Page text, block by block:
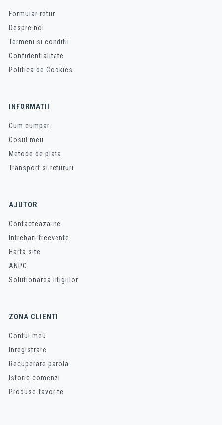
Formular retur
Despre noi
Termeni si conditii
Confidentialitate
Politica de Cookies
INFORMATII
Cum cumpar
Cosul meu
Metode de plata
Transport si retururi
AJUTOR
Contacteaza-ne
Intrebari frecvente
Harta site
ANPC
Solutionarea litigiilor
ZONA CLIENTI
Contul meu
Inregistrare
Recuperare parola
Istoric comenzi
Produse favorite